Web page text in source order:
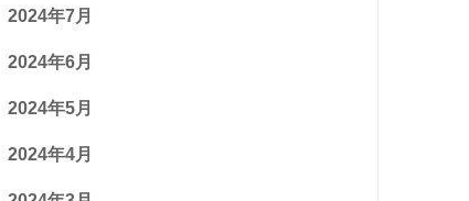
2024年7月
2024年6月
2024年5月
2024年4月